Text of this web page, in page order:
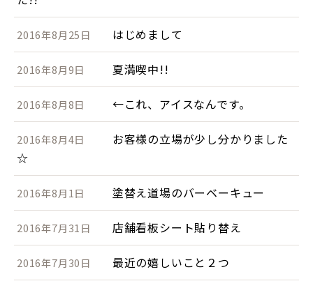
2016年8月25日 はじめまして
2016年8月9日 夏満喫中!!
2016年8月8日 ←これ、アイスなんです。
2016年8月4日
お客様の立場が少し分かりました
☆
2016年8月1日 塗替え道場のバーベーキュー
2016年7月31日 店舗看板シート貼り替え
2016年7月30日 最近の嬉しいこと２つ